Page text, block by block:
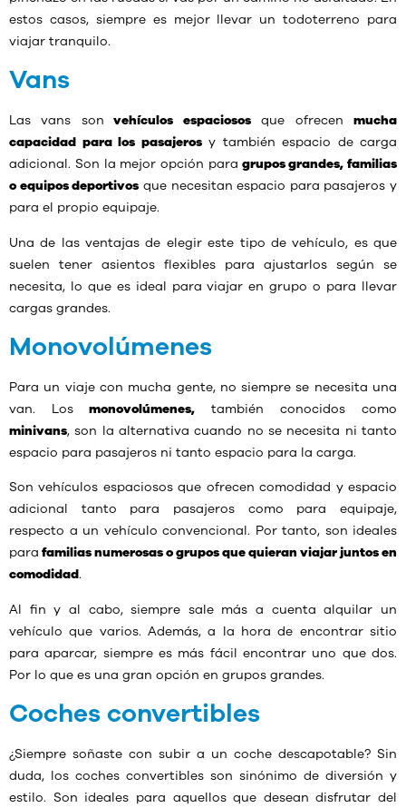
estos casos, siempre es mejor llevar un todoterreno para
viajar tranquilo.
Vans
Las vans son vehículos espaciososque ofrecenmucha
capacidad para los pasajerosy también espacio de carga
adicional. Son la mejor opción para grupos grandes, familias
o equipos deportivos que necesitan espacio para pasajeros y
para el propio equipaje.
Una de las ventajas de elegir este tipo de vehículo, es que
suelen tener asientos flexibles para ajustarlos según se
necesita, lo que es ideal para viajar en grupo o para llevar
cargas grandes.
Monovolúmenes
Para un viaje con mucha gente, no siempre se necesita una
van. Los monovolúmenes, también conocidos como
minivans, son la alternativa cuando no se necesita ni tanto
espacio para pasajeros ni tanto espacio para la carga.
Son vehículos espaciosos que ofrecen comodidad y espacio
adicional tanto para pasajeros como para equipaje,
respecto a un vehículo convencional. Por tanto, son ideales
para familias numerosas o grupos que quieran viajar juntos en
comodidad.
Al fin y al cabo, siempre sale más a cuenta alquilar un
vehículo que varios. Además, a la hora de encontrar sitio
para aparcar, siempre es más fácil encontrar uno que dos.
Por lo que es una gran opción en grupos grandes.
Coches convertibles
¿Siempre soñaste con subir a un coche descapotable? Sin
duda, los coches convertibles son sinónimo de diversión y
estilo. Son ideales para aquellos que desean disfrutar del